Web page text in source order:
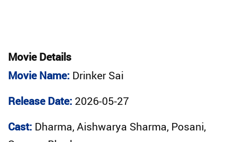
Movie Details
Movie Name: Drinker Sai
Release Date: 2026-05-27
Cast: Dharma, Aishwarya Sharma, Posani,